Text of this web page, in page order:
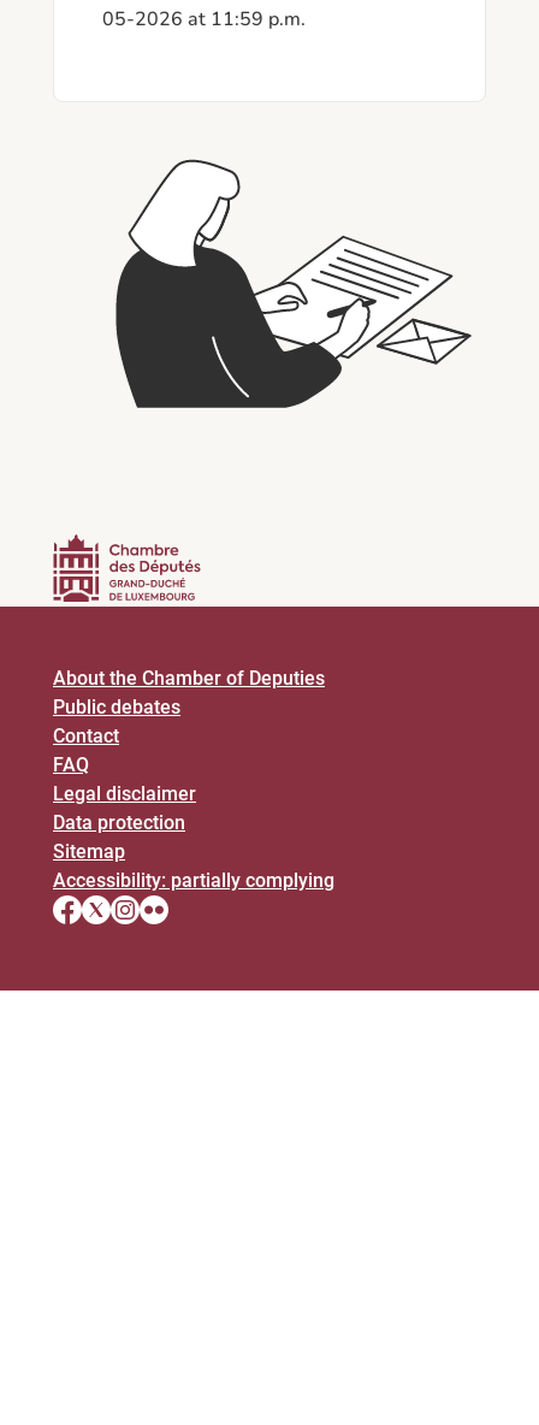
05-2026 at 11:59 p.m.
About the Chamber of Deputies
Public debates
Contact
FAQ
Legal disclaimer
Data protection
Sitemap
Accessibility: partially complying